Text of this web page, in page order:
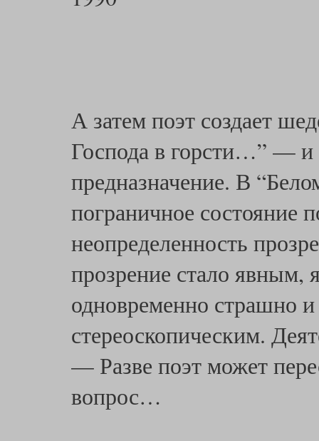
А затем поэт создает
Господа в горсти…” —
предназначение. В
пограничное состояние
неопределенность
прозрение стало
одновременно страшно
стереоскопическим.
— Разве поэт может
вопрос…